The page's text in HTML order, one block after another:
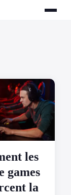
les
games
la